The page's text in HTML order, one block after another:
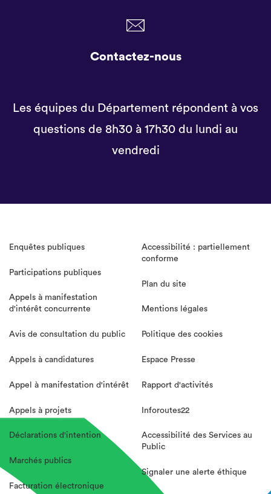
Contactez-nous
Les équipes du Département répondent à vos
questions de 8h30 à 17h30 du lundi au
vendredi
Enquêtes publiques
Participations publiques
Appels à manifestation
d'intérêt concurrente
Avis de consultation du public
Appels à candidatures
Appel à manifestation d'intérêt
Appels à projets
Déclarations d'intention
Marchés publics
Facturation électronique
Accessibilité : partiellement
conforme
Plan du site
Mentions légales
Politique des cookies
Espace Presse
Rapport d'activités
Inforoutes22
Accessibilité des Services au
Public
Signaler une alerte éthique